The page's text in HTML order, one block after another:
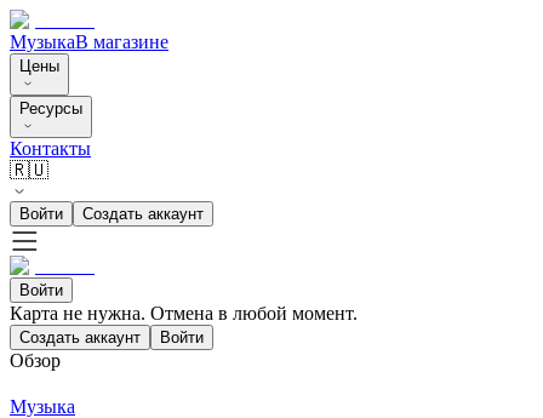
МузыкаВ магазине
Цены
Ресурсы
Контакты
🇷🇺
Войти Создать аккаунт
Войти
Карта не нужна. Отмена в любой момент.
Создать аккаунт Войти
Обзор
Музыка